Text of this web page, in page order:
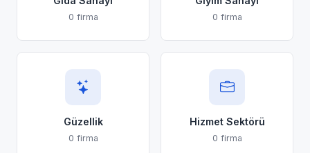
0 firma 0 firma
Güzellik
0 firma
Hizmet Sektörü
0 firma